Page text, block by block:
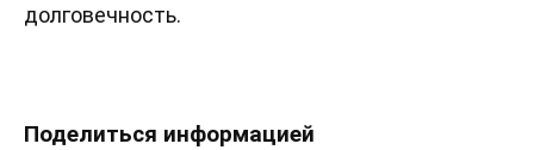
долговечность.
Поделиться информацией